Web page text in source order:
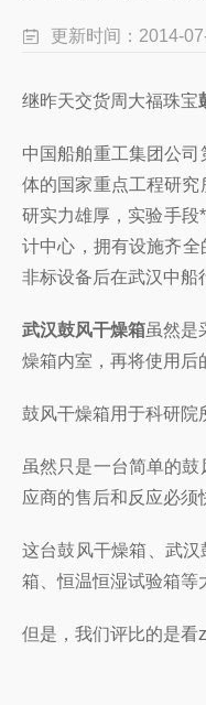
更新时间：2014-
继昨天交货周大福珠宝
中国船舶重工集团公
体的国家重点工程研
研实力雄厚，实验手
计中心，拥有设施齐
非标设备后在武汉中船
武汉鼓风干燥箱虽然是
燥箱内室，再将使用后
鼓风干燥箱用于科研院
虽然只是一台简单的
应商的售后和反应必
这台鼓风干燥箱、武
箱、恒温恒湿试验箱等
但是，我们评比的是看